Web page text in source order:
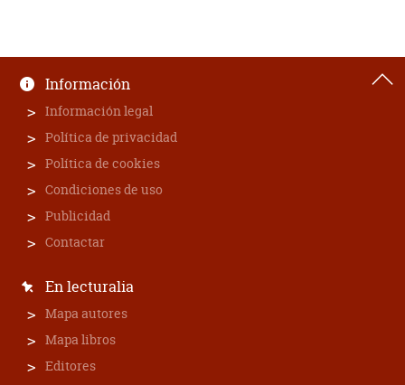
Información
Información legal
Política de privacidad
Política de cookies
Condiciones de uso
Publicidad
Contactar
En lecturalia
Mapa autores
Mapa libros
Editores